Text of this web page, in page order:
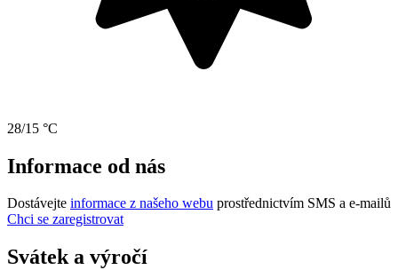
28/15 °C
Informace od nás
Dostávejte informace z našeho webu prostřednictvím SMS a e-mailů
Chci se zaregistrovat
Svátek a výročí